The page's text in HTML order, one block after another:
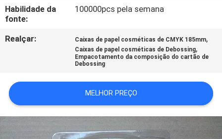
CONTACTE-
NOS
UMAS
CITAÇÕES
MAPA
Habilidade da
fonte:
100000pcs pela semana
Realçar: Caixas de papel cosméticas de CMYK 185mm,
Caixas de papel cosméticas de Debossing,
Empacotamento da composição do cartão de
Debossing
MELHOR PREÇO